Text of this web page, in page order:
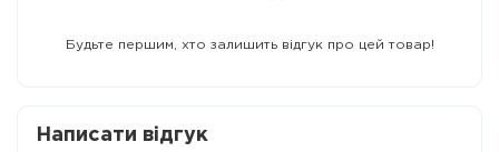
Будьте першим, хто залишить відгук про цей товар!
Написати відгук